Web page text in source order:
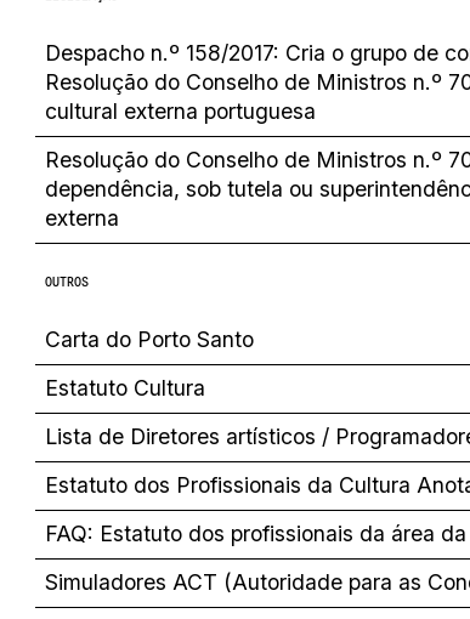
Despacho n.º 158/2017: Cria o grupo de
Resolução do Conselho de Ministros n.º
cultural externa portuguesa
Resolução do Conselho de Ministros n.º
dependência, sob tutela ou
externa
OUTROS
Carta do Porto Santo
Estatuto Cultura
Lista de Diretores artísticos /
Estatuto dos Profissionais da Cultura
FAQ: Estatuto dos profissionais da área
Simuladores ACT (Autoridade para as